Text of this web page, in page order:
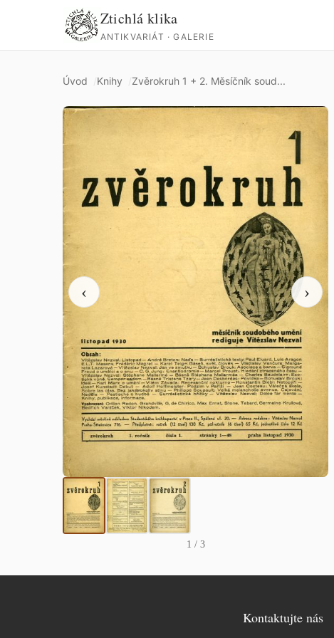
Ztichlá klika
ANTIKVARIÁT · GALERIE
Úvod Knihy Zvěrokruh 1 + 2. Měsíčník soud...
‹ ›
1 / 3
Kontaktujte nás